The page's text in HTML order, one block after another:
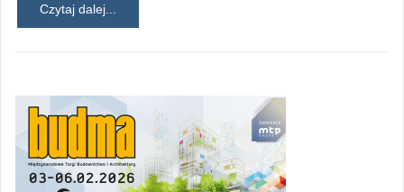
Czytaj dalej...